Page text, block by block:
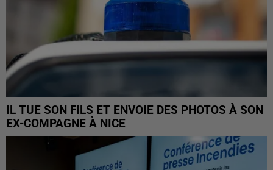
IL TUE SON FILS ET ENVOIE DES PHOTOS À SON
EX-COMPAGNE À NICE